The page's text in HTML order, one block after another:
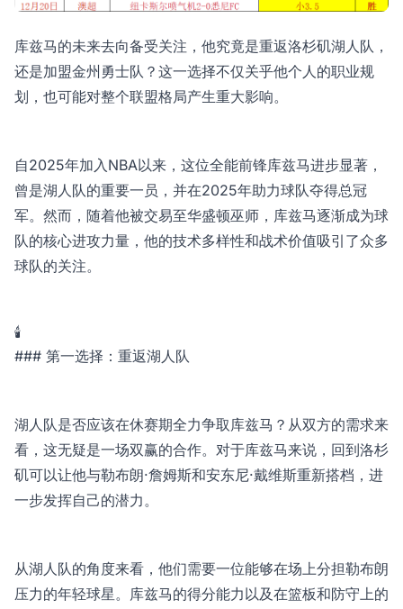
库兹马的未来去向备受关注，他究竟是重返洛杉矶湖人队，
还是加盟金州勇士队？这一选择不仅关乎他个人的职业规
划，也可能对整个联盟格局产生重大影响。
自2025年加入NBA以来，这位全能前锋库兹马进步显著，
曾是湖人队的重要一员，并在2025年助力球队夺得总冠
军。然而，随着他被交易至华盛顿巫师，库兹马逐渐成为球
队的核心进攻力量，他的技术多样性和战术价值吸引了众多
球队的关注。
🕯️
### 第一选择：重返湖人队
湖人队是否应该在休赛期全力争取库兹马？从双方的需求来
看，这无疑是一场双赢的合作。对于库兹马来说，回到洛杉
矶可以让他与勒布朗·詹姆斯和安东尼·戴维斯重新搭档，进
一步发挥自己的潜力。
从湖人队的角度来看，他们需要一位能够在场上分担勒布朗
压力的年轻球星。库兹马的得分能力以及在篮板和防守上的